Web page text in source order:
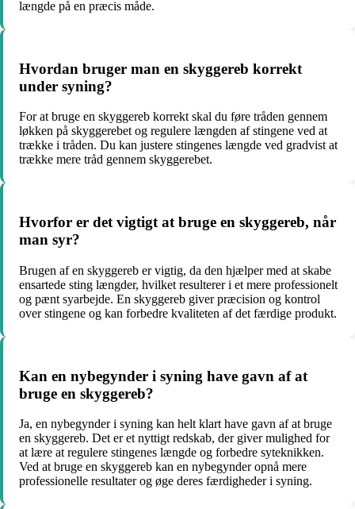
længde på en præcis måde.
Hvordan bruger man en skyggereb korrekt
under syning?
For at bruge en skyggereb korrekt skal du føre tråden gennem
løkken på skyggerebet og regulere længden af stingene ved at
trække i tråden. Du kan justere stingenes længde ved gradvist at
trække mere tråd gennem skyggerebet.
Hvorfor er det vigtigt at bruge en skyggereb, når
man syr?
Brugen af en skyggereb er vigtig, da den hjælper med at skabe
ensartede sting længder, hvilket resulterer i et mere professionelt
og pænt syarbejde. En skyggereb giver præcision og kontrol
over stingene og kan forbedre kvaliteten af det færdige produkt.
Kan en nybegynder i syning have gavn af at
bruge en skyggereb?
Ja, en nybegynder i syning kan helt klart have gavn af at bruge
en skyggereb. Det er et nyttigt redskab, der giver mulighed for
at lære at regulere stingenes længde og forbedre syteknikken.
Ved at bruge en skyggereb kan en nybegynder opnå mere
professionelle resultater og øge deres færdigheder i syning.